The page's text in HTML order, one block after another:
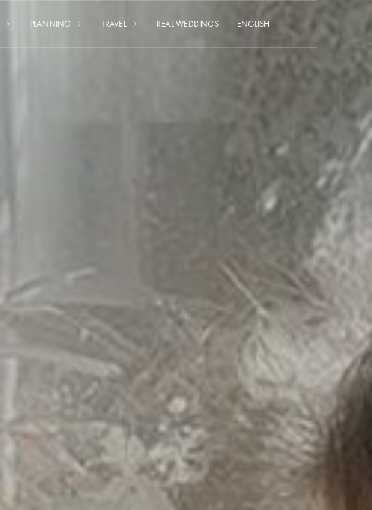
PLANNING TRAVEL REAL WEDDINGS ENGLISH